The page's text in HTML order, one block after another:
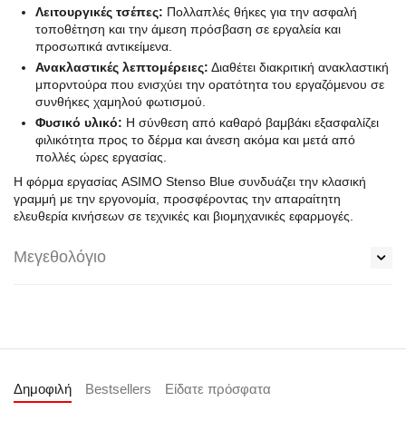
Λειτουργικές τσέπες: Πολλαπλές θήκες για την ασφαλή
τοποθέτηση και την άμεση πρόσβαση σε εργαλεία και
προσωπικά αντικείμενα.
Ανακλαστικές λεπτομέρειες: Διαθέτει διακριτική ανακλαστική
μπορντούρα που ενισχύει την ορατότητα του εργαζόμενου σε
συνθήκες χαμηλού φωτισμού.
Φυσικό υλικό: Η σύνθεση από καθαρό βαμβάκι εξασφαλίζει
φιλικότητα προς το δέρμα και άνεση ακόμα και μετά από
πολλές ώρες εργασίας.
Η φόρμα εργασίας ASIMO Stenso Blue συνδυάζει την κλασική
γραμμή με την εργονομία, προσφέροντας την απαραίτητη
ελευθερία κινήσεων σε τεχνικές και βιομηχανικές εφαρμογές.
Μεγεθολόγιο
Δημοφιλή Bestsellers Είδατε πρόσφατα